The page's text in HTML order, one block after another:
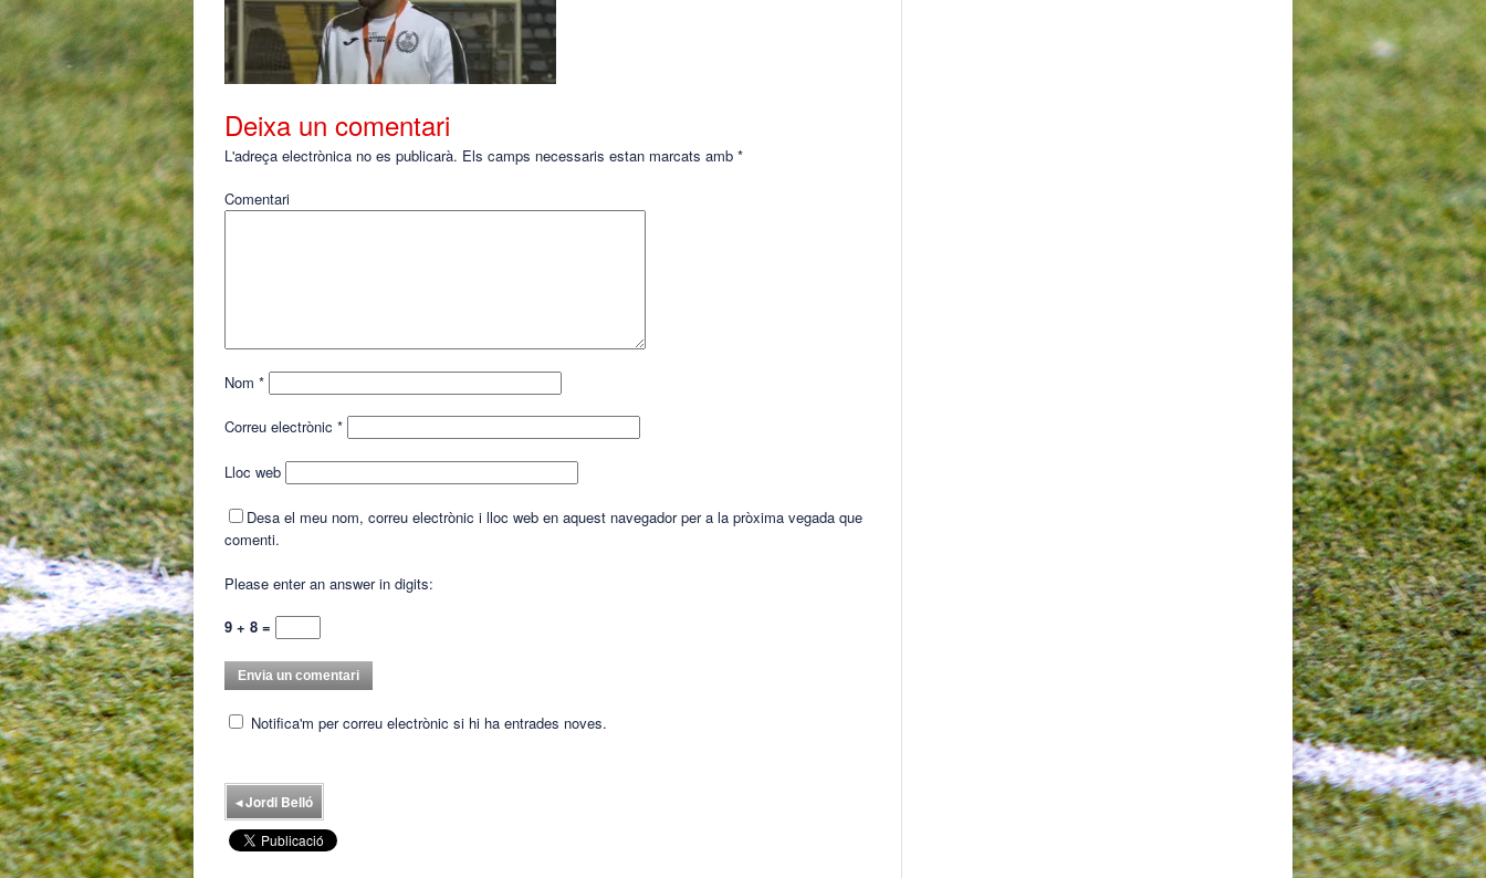
Deixa un comentari
L'adreça electrònica no es publicarà. Els camps necessaris estan marcats amb *
Comentari
Nom *
Correu electrònic *
Lloc web
Desa el meu nom, correu electrònic i lloc web en aquest navegador per a la pròxima vegada que
comenti.
Please enter an answer in digits:
9 + 8 =
Notifica'm per correu electrònic si hi ha entrades noves.
◂Jordi Belló